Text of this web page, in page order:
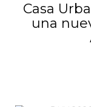
Casa
una